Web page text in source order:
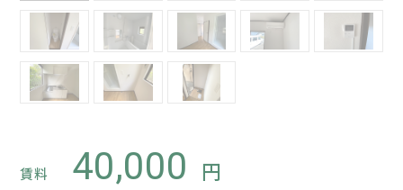
賃料 40,000